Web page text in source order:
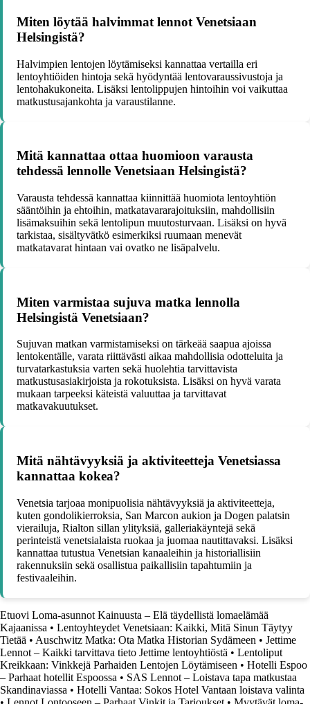
Miten löytää halvimmat lennot Venetsiaan
Helsingistä?
Halvimpien lentojen löytämiseksi kannattaa vertailla eri
lentoyhtiöiden hintoja sekä hyödyntää lentovaraussivustoja ja
lentohakukoneita. Lisäksi lentolippujen hintoihin voi vaikuttaa
matkustusajankohta ja varaustilanne.
Mitä kannattaa ottaa huomioon varausta
tehdessä lennolle Venetsiaan Helsingistä?
Varausta tehdessä kannattaa kiinnittää huomiota lentoyhtiön
sääntöihin ja ehtoihin, matkatavararajoituksiin, mahdollisiin
lisämaksuihin sekä lentolipun muutosturvaan. Lisäksi on hyvä
tarkistaa, sisältyvätkö esimerkiksi ruumaan menevät
matkatavarat hintaan vai ovatko ne lisäpalvelu.
Miten varmistaa sujuva matka lennolla
Helsingistä Venetsiaan?
Sujuvan matkan varmistamiseksi on tärkeää saapua ajoissa
lentokentälle, varata riittävästi aikaa mahdollisia odotteluita ja
turvatarkastuksia varten sekä huolehtia tarvittavista
matkustusasiakirjoista ja rokotuksista. Lisäksi on hyvä varata
mukaan tarpeeksi käteistä valuuttaa ja tarvittavat
matkavakuutukset.
Mitä nähtävyyksiä ja aktiviteetteja Venetsiassa
kannattaa kokea?
Venetsia tarjoaa monipuolisia nähtävyyksiä ja aktiviteetteja,
kuten gondolikierroksia, San Marcon aukion ja Dogen palatsin
vierailuja, Rialton sillan ylityksiä, galleriakäyntejä sekä
perinteistä venetsialaista ruokaa ja juomaa nautittavaksi. Lisäksi
kannattaa tutustua Venetsian kanaaleihin ja historiallisiin
rakennuksiin sekä osallistua paikallisiin tapahtumiin ja
festivaaleihin.
Etuovi Loma-asunnot Kainuusta – Elä täydellistä lomaelämää
Kajaanissa • Lentoyhteydet Venetsiaan: Kaikki, Mitä Sinun Täytyy
Tietää • Auschwitz Matka: Ota Matka Historian Sydämeen • Jettime
Lennot – Kaikki tarvittava tieto Jettime lentoyhtiöstä • Lentoliput
Kreikkaan: Vinkkejä Parhaiden Lentojen Löytämiseen • Hotelli Espoo
– Parhaat hotellit Espoossa • SAS Lennot – Loistava tapa matkustaa
Skandinaviassa • Hotelli Vantaa: Sokos Hotel Vantaan loistava valinta